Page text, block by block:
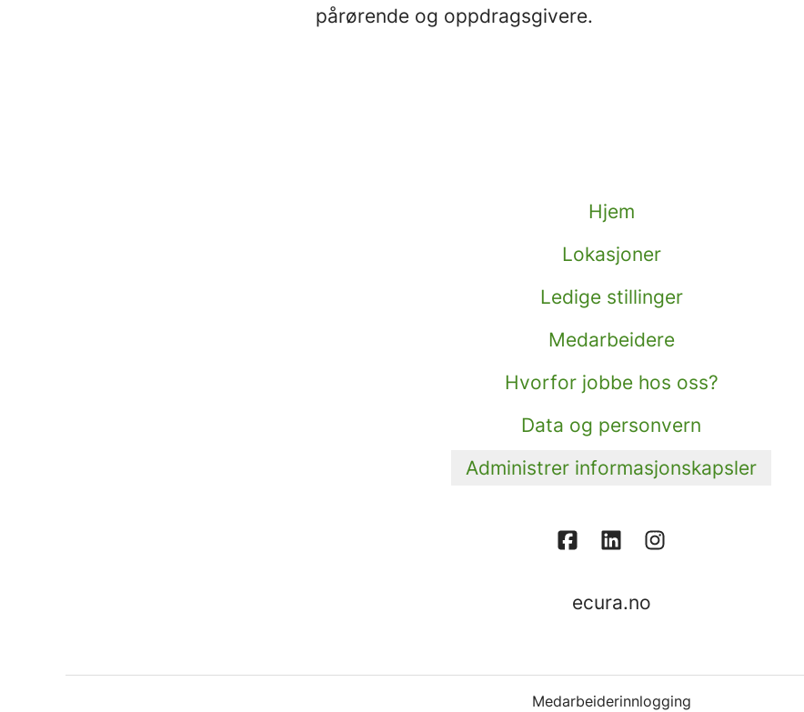
pårørende og oppdragsgivere.
Hjem
Lokasjoner
Ledige stillinger
Medarbeidere
Hvorfor jobbe hos oss?
Data og personvern
Administrer informasjonskapsler
ecura.no
Medarbeiderinnlogging